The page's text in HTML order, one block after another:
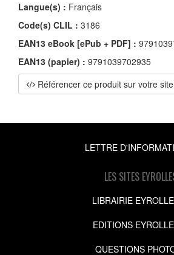
Langue(s) : Français
Code(s) CLIL : 3186
EAN13 eBook [ePub + PDF] :
EAN13 (papier) : 9791039702935
Référencer ce produit sur votre site
LETTRE
LES SITES
LIBRAIRIE
EDITIONS
QUESTIONS